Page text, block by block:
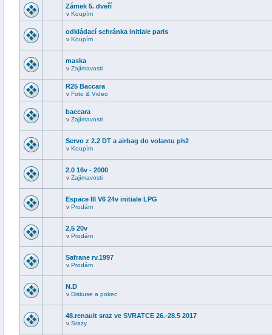
Zámek 5. dveří
v Koupím
odkládací schránka initiale paris
v Koupím
maska
v Zajímavosti
R25 Baccara
v Foto & Video
baccara
v Zajímavosti
Servo z 2.2 DT a airbag do volantu ph2
v Koupím
2.0 16v - 2000
v Zajímavosti
Espace III V6 24v initiale LPG
v Prodám
2,5 20v
v Prodám
Safrane rv.1997
v Prodám
N.D
v Diskuse a pokec
48.renault sraz ve SVRATCE 26.-28.5 2017
v Srazy